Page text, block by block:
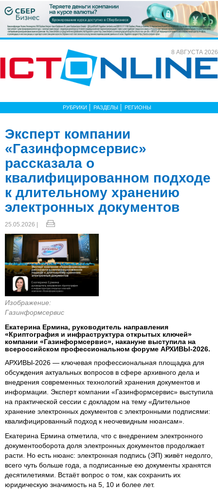
8 АВГУСТА 2026
РУБРИКИ РАЗДЕЛЫ РЕГИОНЫ
Эксперт компании
«Газинформсервис»
рассказала о
квалифицированном подходе
к длительному хранению
электронных документов
25.05.2026 |
Изображение:
Газинформсервис
Екатерина Ермина, руководитель направления
«Криптография и инфраструктура открытых ключей»
компании «Газинформсервис», накануне выступила на
всероссийском профессиональном форуме АРХИВЫ-2026.
АРХИВЫ-2026 — ключевая профессиональная площадка для
обсуждения актуальных вопросов в сфере архивного дела и
внедрения современных технологий хранения документов и
информации. Эксперт компании «Газинформсервис» выступила
на практической сессии с докладом на тему «Длительное
хранение электронных документов с электронными подписями:
квалифицированный подход к неочевидным нюансам».
Екатерина Ермина отметила, что с внедрением электронного
документооборота доля электронных документов продолжает
расти. Но есть нюанс: электронная подпись (ЭП) живёт недолго,
всего чуть больше года, а подписанные ею документы хранятся
десятилетиями. Встаёт вопрос о том, как сохранить их
юридическую значимость на 5, 10 и более лет.